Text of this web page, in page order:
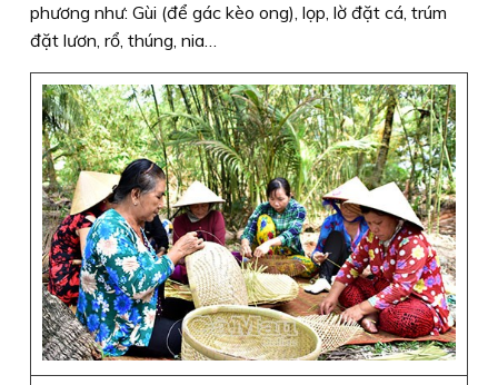
phương như: Gùi (để gác kèo ong), lọp, lờ đặt cá, trúm
đặt lươn, rổ, thúng, nia…